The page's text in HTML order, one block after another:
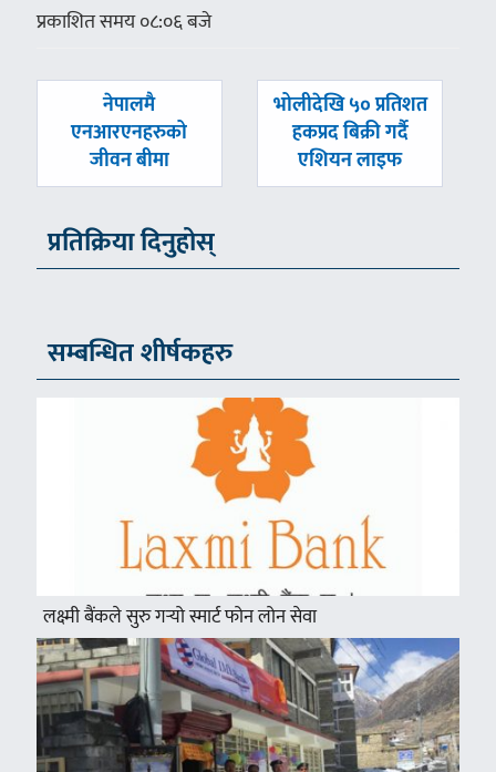
प्रकाशित समय ०८:०६ बजे
पछिल्लाे
-
नेपालमै
एनआरएनहरुको
जीवन बीमा
अघिल्लाे
भोलीदेखि ५० प्रतिशत
हकप्रद बिक्री गर्दै
एशियन लाइफ
प्रतिक्रिया दिनुहोस्
सम्बन्धित शीर्षकहरु
लक्ष्मी बैंकले सुरु गर्‍यो स्मार्ट फोन लोन सेवा